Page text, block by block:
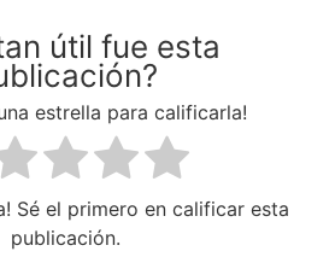
útil fue esta
estrella para calificarla!
Sé el primero en calificar esta
publicación.